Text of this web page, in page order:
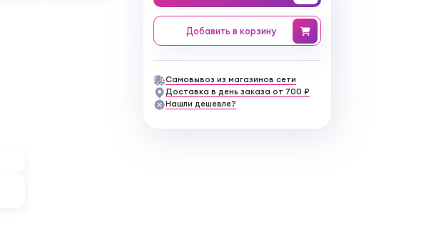
Добавить в корзину
Самовывоз из магазинов сети
Доставка в день заказа от 700 ₽
Нашли дешевле?